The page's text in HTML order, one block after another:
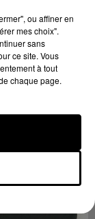
d'un
sera
ou affiner en
mes choix".
sans
ce site. Vous
à tout
chaque page.